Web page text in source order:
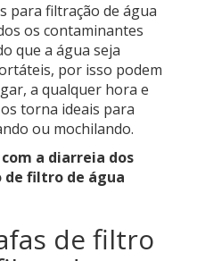
para filtração de água
os contaminantes
que a água seja
por isso podem
a qualquer hora e
torna ideais para
ou mochilando.
a diarreia dos
de filtro de água
de filtro